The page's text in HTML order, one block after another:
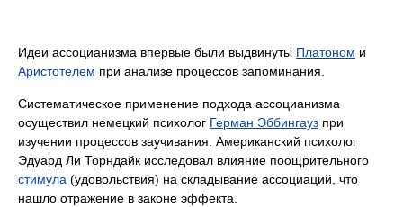
Идеи ассоцианизма впервые были выдвинуты Платоном и
Аристотелем при анализе процессов запоминания.
Систематическое применение подхода ассоцианизма
осуществил немецкий психолог Герман Эббингауз при
изучении процессов заучивания. Американский психолог
Эдуард Ли Торндайк исследовал влияние поощрительного
стимула (удовольствия) на складывание ассоциаций, что
нашло отражение в законе эффекта.